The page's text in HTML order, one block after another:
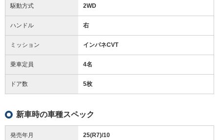
駆動方式 2WD
ハンドル 右
ミッション インパネCVT
乗車定員 4名
ドア数 5枚
新車時の車種スペック
発売年月 25(R7)/10